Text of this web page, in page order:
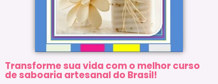
Transforme sua vida com o melhor curso
de saboaria artesanal do Brasil!